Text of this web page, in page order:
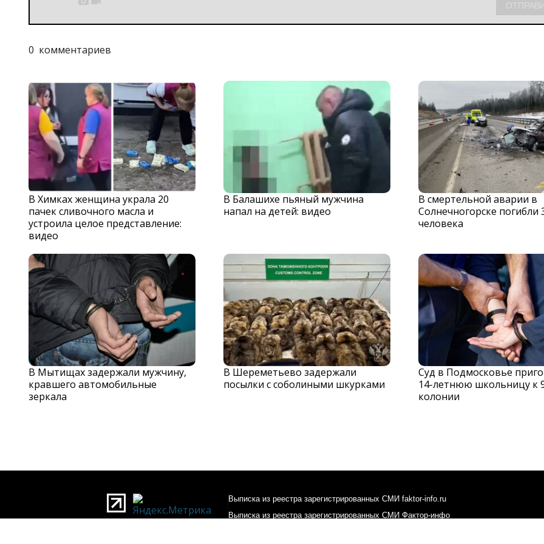
0 комментариев
В Химках женщина украла 20
пачек сливочного масла и
устроила целое представление:
видео
В Балашихе пьяный мужчина
напал на детей: видео
В смертельной аварии в
Солнечногорске погибли
человека
В Мытищах задержали мужчину,
кравшего автомобильные
зеркала
В Шереметьево задержали
посылки с соболиными шкурками
Суд в Подмосковье
14-летнюю школьницу к
колонии
Выписка из реестра зарегистрированных СМИ faktor-info.ru
Выписка из реестра зарегистрированных СМИ Фактор-инфо